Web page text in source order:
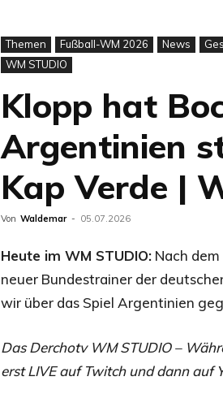
Themen Fußball-WM 2026 News
WM STUDIO
Klopp hat
Argentinien
Kap Verde |
Von Waldemar - 05.07.2026
Heute im WM STUDIO: Nach
neuer Bundestrainer der
wir über das Spiel Argentinien
Das Derchotv WM STUDIO –
erst LIVE auf Twitch und dann auf